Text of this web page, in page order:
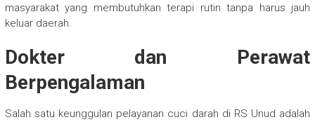
masyarakat yang membutuhkan terapi rutin tanpa harus jauh
keluar daerah.
Dokter dan Perawat
Berpengalaman
Salah satu keunggulan pelayanan cuci darah di RS Unud adalah